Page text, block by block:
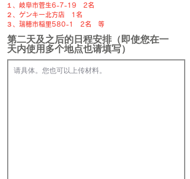
１、岐阜市菅生6-7-19 2名
２、ゲンキー北方店 1名
​３、瑞穂市稲里580-1 2名 等
第二天及之后的日程安排（即使您在一
天内使用多个地点也请填写）